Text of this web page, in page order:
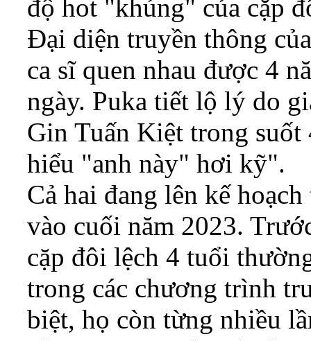
độ hot "khủng" của cặp
Đại diện truyền thông
ca sĩ quen nhau được 4
ngày. Puka tiết lộ lý do
Gin Tuấn Kiệt trong
hiểu "anh này" hơi kỹ".
Cả hai đang lên kế
vào cuối năm 2023.
cặp đôi lệch 4 tuổi
trong các chương trình
biệt, họ còn từng nhiều